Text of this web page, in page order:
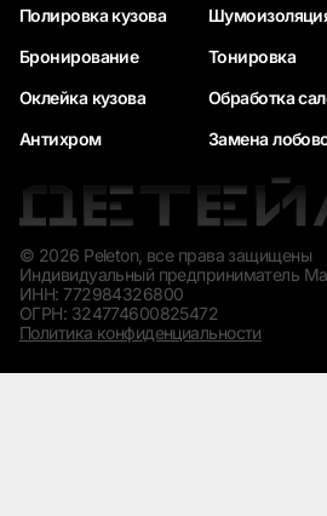
Полировка кузова
Бронирование
Оклейка кузова
Антихром
Тонировка
Обработка
Замена
© 2026 Peleton, все права защищены
Индивидуальный предприниматель
ИНН: 772984326800
ОГРН: 324774600825472
Политика конфиденциальности